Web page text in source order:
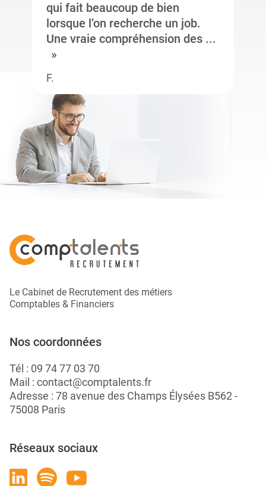
qui fait beaucoup de bien
lorsque l’on recherche un job.
Une vraie compréhension des ...
F.
Le Cabinet de Recrutement des métiers
Comptables & Financiers
Nos coordonnées
Tél : 09 74 77 03 70
Mail : contact@comptalents.fr
Adresse : 78 avenue des Champs Élysées B562 -
75008 Paris
Réseaux sociaux